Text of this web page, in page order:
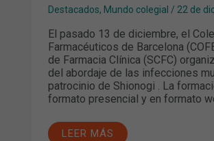
Destacados, Mundo colegial / 22 de
El pasado 13 de diciembre, el
Farmacéuticos de Barcelona
de Farmacia Clínica (SCFC)
del abordaje de las infecciones
patrocinio de Shionogi . La
formato presencial y en formato
LEER MÁS